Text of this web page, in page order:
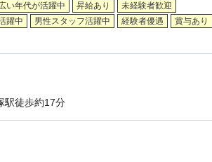
い年代が活躍中 昇給あり
未経験者歓迎
躍中 男性スタッフ活躍中 経験者優遇
賞与あり
駅徒歩約17分